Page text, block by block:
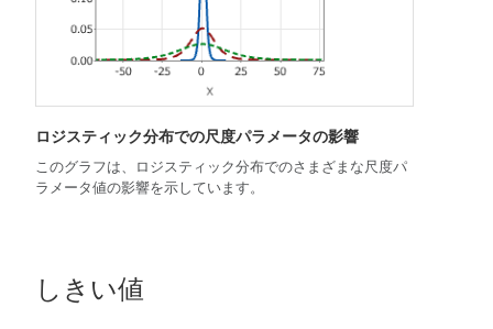
ロジスティック分布での尺度パラメータの影響
このグラフは、ロジスティック分布でのさまざまな尺度パ
ラメータ値の影響を示しています。
しきい値